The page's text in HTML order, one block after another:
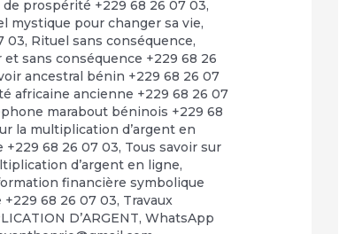
prospérité +229 68 26 07 03,
mystique pour changer sa vie,
03, Rituel sans conséquence,
et sans conséquence +229 68 26
ancestral bénin +229 68 26 07
africaine ancienne +229 68 26 07
marabout béninois +229 68
la multiplication d’argent en
+229 68 26 07 03, Tous savoir sur
d’argent en ligne,
financière symbolique
68 26 07 03, Travaux
D’ARGENT,WhatsApp